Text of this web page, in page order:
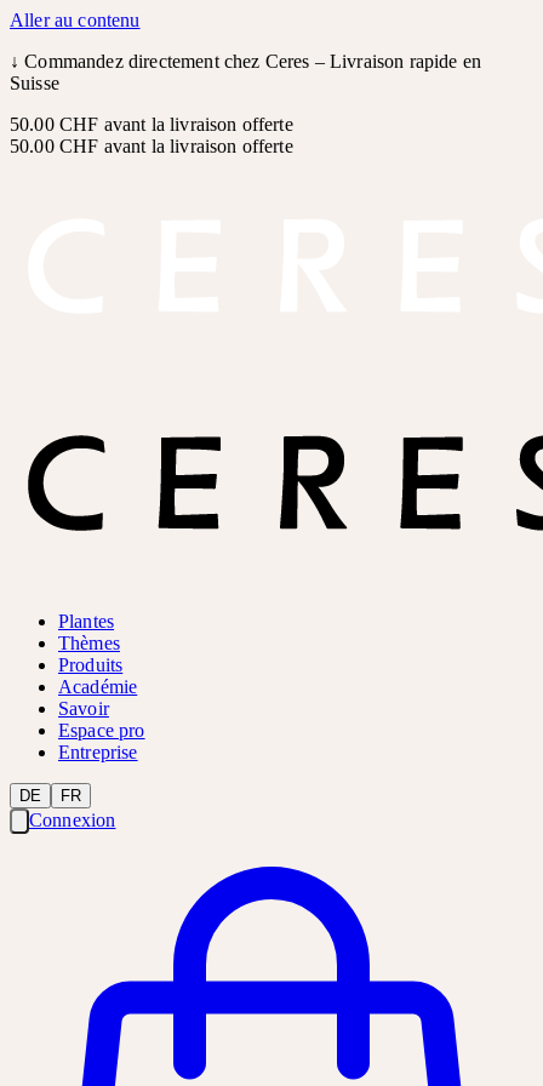
Aller au contenu
↓Commandez directement chez Ceres – Livraison rapide en
Suisse
50.00 CHF avant la livraison offerte
50.00 CHF avant la livraison offerte
Plantes
Thèmes
Produits
Académie
Savoir
Espace pro
Entreprise
DE FR
Connexion